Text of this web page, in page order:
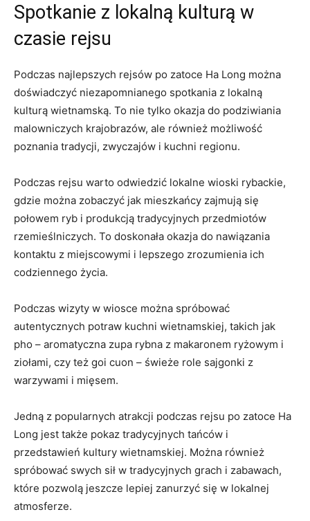
Spotkanie​ z‍ lokalną kulturą ⁤w⁤
czasie ⁣rejsu
Podczas ‍najlepszych rejsów po zatoce Ha Long można‌
doświadczyć niezapomnianego spotkania z lokalną
kulturą wietnamską. To nie tylko okazja do podziwiania
malowniczych krajobrazów, ale również możliwość
poznania tradycji, zwyczajów ⁣i ‍kuchni regionu.
Podczas rejsu⁣ warto⁣ odwiedzić ⁤lokalne wioski rybackie,‌
gdzie ​można zobaczyć jak ⁢mieszkańcy zajmują się ​
połowem ryb⁣ i produkcją tradycyjnych⁣ przedmiotów
rzemieślniczych. To​ doskonała okazja do nawiązania
kontaktu z ​miejscowymi i lepszego ⁣zrozumienia ‍ich
codziennego życia.
Podczas wizyty w wiosce można spróbować​
autentycznych potraw kuchni wietnamskiej, takich jak
pho – aromatyczna zupa rybna z makaronem ryżowym ‍i
⁣ziołami, czy ⁣też goi cuon – świeże role sajgonki z
warzywami i mięsem.
Jedną ​z popularnych atrakcji podczas rejsu ⁤po ⁤zatoce Ha⁣
Long jest ‌także pokaz tradycyjnych tańców i
przedstawień kultury ‍wietnamskiej.⁣ Można również
spróbować swych sił w tradycyjnych grach ‌i zabawach,
które pozwolą jeszcze lepiej zanurzyć się w lokalnej
atmosferze.